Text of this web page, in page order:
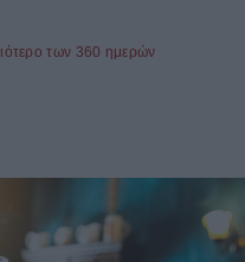
των 360 ημερών